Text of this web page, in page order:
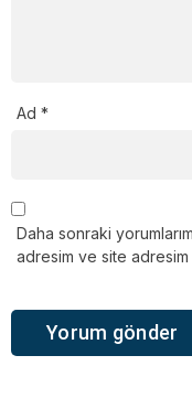
Ad *
Daha sonraki
adresim ve site adresim